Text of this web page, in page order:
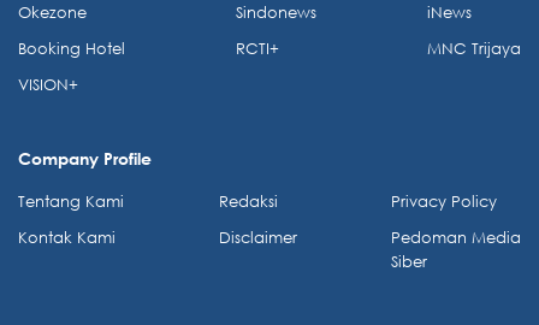
Okezone
Booking Hotel
VISION+
Sindonews
RCTI+
iNews
MNC Trijaya
Company Profile
Tentang Kami
Kontak Kami
Redaksi
Disclaimer
Privacy Policy
Pedoman Media
Siber